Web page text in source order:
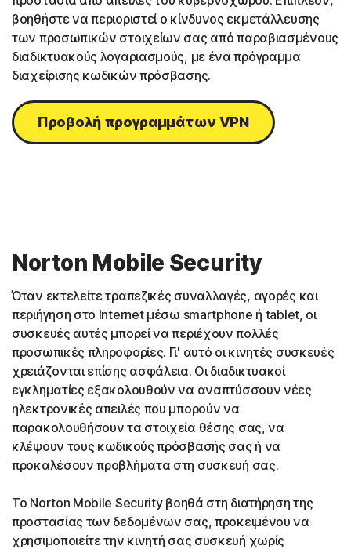
βοηθήστε να περιοριστεί ο κίνδυνος εκμετάλλευσης
των προσωπικών στοιχείων σας από παραβιασμένους
διαδικτυακούς λογαριασμούς, με ένα πρόγραμμα
διαχείρισης κωδικών πρόσβασης.
Προβολή προγραμμάτων VPN
Norton Mobile Security
Όταν εκτελείτε τραπεζικές συναλλαγές, αγορές και
περιήγηση στο Internet μέσω smartphone ή tablet, οι
συσκευές αυτές μπορεί να περιέχουν πολλές
προσωπικές πληροφορίες. Γι' αυτό οι κινητές συσκευές
χρειάζονται επίσης ασφάλεια. Οι διαδικτυακοί
εγκληματίες εξακολουθούν να αναπτύσσουν νέες
ηλεκτρονικές απειλές που μπορούν να
παρακολουθήσουν τα στοιχεία θέσης σας, να
κλέψουν τους κωδικούς πρόσβασής σας ή να
προκαλέσουν προβλήματα στη συσκευή σας.
Το Norton Mobile Security βοηθά στη διατήρηση της
προστασίας των δεδομένων σας, προκειμένου να
χρησιμοποιείτε την κινητή σας συσκευή χωρίς